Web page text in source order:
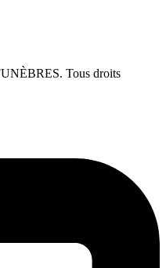
Tous droits